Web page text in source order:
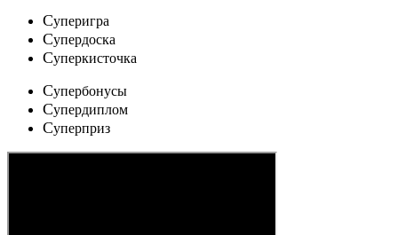
Cуперигра
Cупердоска
Cуперкисточка
Cупербонусы
Cупердиплом
Cуперприз